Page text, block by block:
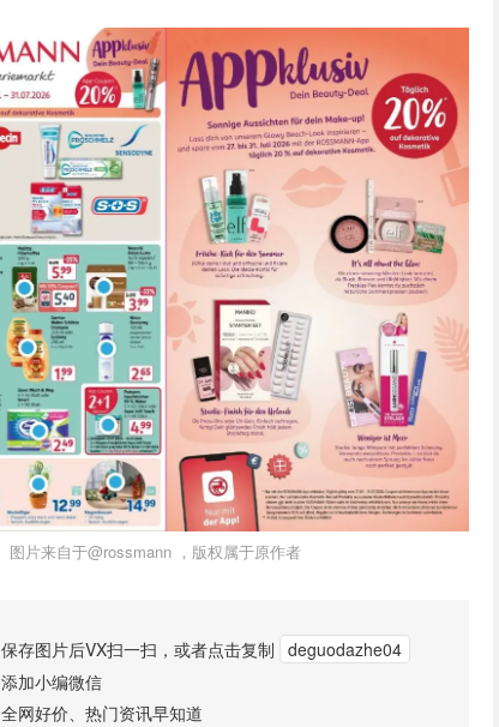
图片来自于@rossmann ，版权属于原作者
保存图片后VX扫一扫，或者点击复制 deguodazhe04
添加小编微信
全网好价、热门资讯早知道